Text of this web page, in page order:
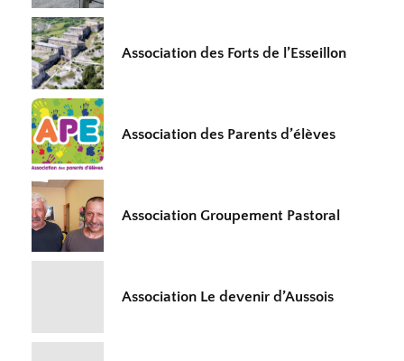
Association des Forts de l’Esseillon
Association des Parents d’élèves
Association Groupement Pastoral
Association Le devenir d’Aussois